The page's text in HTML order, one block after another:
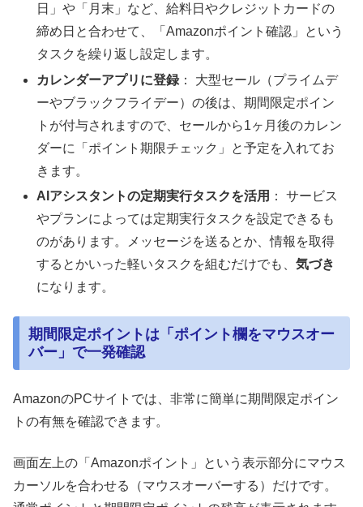
日」や「月末」など、給料日やクレジットカードの
締め日と合わせて、「Amazonポイント確認」という
タスクを繰り返し設定します。
カレンダーアプリに登録 ： 大型セール（プライムデ
ーやブラックフライデー）の後は、期間限定ポイン
トが付与されますので、セールから1ヶ月後のカレン
ダーに「ポイント期限チェック」と予定を入れてお
きます。
AIアシスタントの定期実行タスクを活用 ： サービス
やプランによっては定期実行タスクを設定できるも
のがあります。メッセージを送るとか、情報を取得
するとかいった軽いタスクを組むだけでも、気づき
になります。
期間限定ポイントは「ポイント欄をマウスオー
バー」で一発確認
AmazonのPCサイトでは、非常に簡単に期間限定ポイン
トの有無を確認できます。
画面左上の「Amazonポイント」という表示部分にマウス
カーソルを合わせる（マウスオーバーする）だけです。